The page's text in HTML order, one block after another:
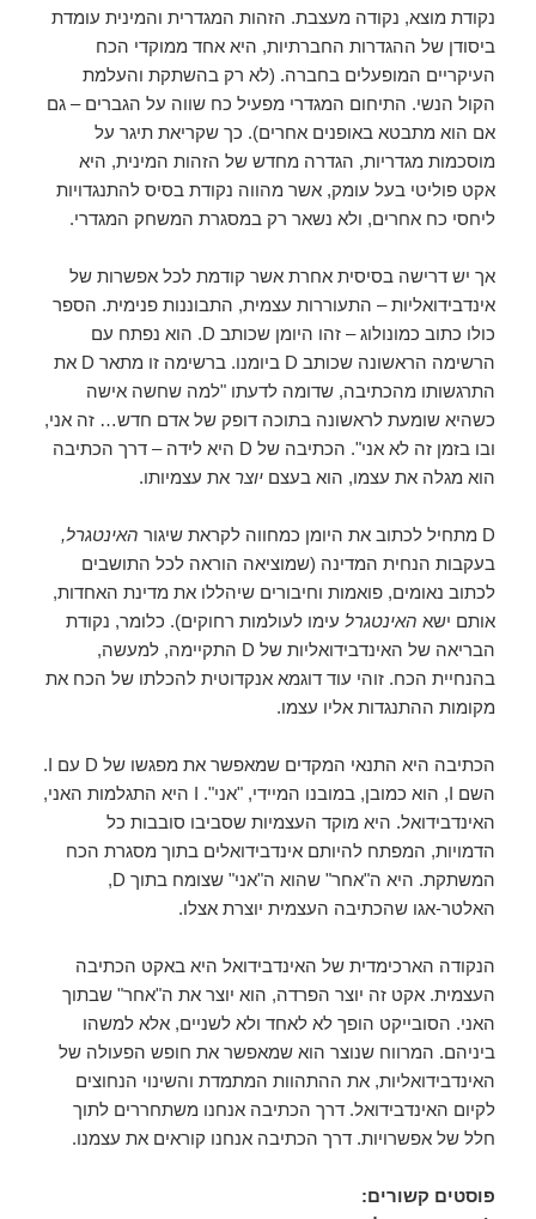
נקודת מוצא, נקודה מעצבת. הזהות המגדרית והמינית עומדת
ביסודן של ההגדרות החברתיות, היא אחד ממוקדי הכח
העיקריים המופעלים בחברה. (לא רק בהשתקת והעלמת
הקול הנשי. התיחום המגדרי מפעיל כח שווה על הגברים – גם
אם הוא מתבטא באופנים אחרים). כך שקריאת תיגר על
מוסכמות מגדריות, הגדרה מחדש של הזהות המינית, היא
אקט פוליטי בעל עומק, אשר מהווה נקודת בסיס להתנגדויות
ליחסי כח אחרים, ולא נשאר רק במסגרת המשחק המגדרי.
אך יש דרישה בסיסית אחרת אשר קודמת לכל אפשרות של
אינדבידואליות – התעוררות עצמית, התבוננות פנימית. הספר
כולו כתוב כמונולוג – זהו היומן שכותב D. הוא נפתח עם
הרשימה הראשונה שכותב D ביומנו. ברשימה זו מתאר D את
התרגשותו מהכתיבה, שדומה לדעתו "למה שחשה אישה
כשהיא שומעת לראשונה בתוכה דופק של אדם חדש… זה אני,
ובו בזמן זה לא אני". הכתיבה של D היא לידה – דרך הכתיבה
הוא מגלה את עצמו, הוא בעצםיוצר את עצמיותו.
D מתחיל לכתוב את היומן כמחווה לקראת שיגור
האינטגרל,
בעקבות הנחית המדינה (שמוציאה הוראה לכל התושבים
לכתוב נאומים, פואמות וחיבורים שיהללו את מדינת האחדות,
אותם ישא האינטגרל עימו לעולמות רחוקים). כלומר, נקודת
הבריאה של האינדבידואליות של D התקיימה, למעשה,
בהנחיית הכח. זוהי עוד דוגמא אנקדוטית להכלתו של הכח את
מקומות ההתנגדות אליו עצמו.
הכתיבה היא התנאי המקדים שמאפשר את מפגשו של D עם I.
השם I, הוא כמובן, במובנו המיידי, "אני". I היא התגלמות האני,
האינדבידואל. היא מוקד העצמיות שסביבו סובבות כל
הדמויות, המפתח להיותם אינדבידואלים בתוך מסגרת הכח
המשתקת. היא ה"אחר" שהוא ה"אני" שצומח בתוך D,
האלטר-אגו שהכתיבה העצמית יוצרת אצלו.
הנקודה הארכימדית של האינדבידואל היא באקט הכתיבה
העצמית. אקט זה יוצר הפרדה, הוא יוצר את ה"אחר" שבתוך
האני. הסובייקט הופך לא לאחד ולא לשניים, אלא למשהו
ביניהם. המרווח שנוצר הוא שמאפשר את חופש הפעולה של
האינדבידואליות, את ההתהוות המתמדת והשינוי הנחוצים
לקיום האינדבידואל. דרך הכתיבה אנחנו משתחררים לתוך
חלל של אפשרויות. דרך הכתיבה אנחנו קוראים את עצמנו.
פוסטים קשורים: